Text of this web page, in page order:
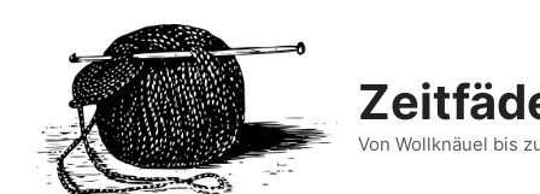
springen
Von Wollknäuel bis